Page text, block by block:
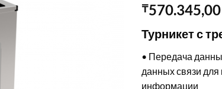
₸570.345,00
Турникет с
• Передача
данных связи
информации